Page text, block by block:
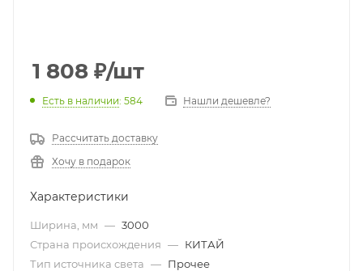
1 808 ₽/шт
Есть в наличии: 584 Нашли дешевле?
Рассчитать доставку
Хочу в подарок
Характеристики
Ширина, мм — 3000
Страна происхождения — КИТАЙ
Тип источника света — Прочее